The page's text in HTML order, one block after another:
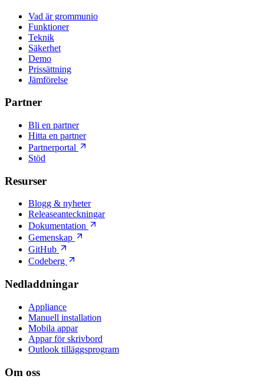
Vad är grommunio
Funktioner
Teknik
Säkerhet
Demo
Prissättning
Jämförelse
Partner
Bli en partner
Hitta en partner
Partnerportal
Stöd
Resurser
Blogg & nyheter
Releaseanteckningar
Dokumentation
Gemenskap
GitHub
Codeberg
Nedladdningar
Appliance
Manuell installation
Mobila appar
Appar för skrivbord
Outlook tilläggsprogram
Om oss